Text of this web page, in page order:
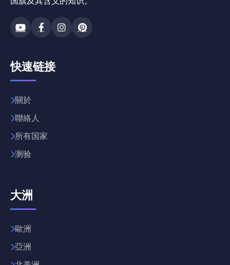
快速链接
關於
聯絡人
所有国家
测验
大洲
歐洲
亞洲